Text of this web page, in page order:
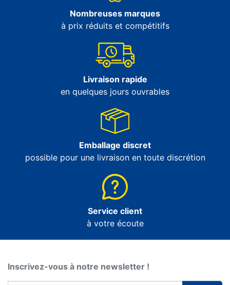
Nombreuses marques
à prix réduits et compétitifs
Livraison rapide
en quelques jours ouvrables
Emballage discret
possible pour une livraison en toute discrétion
Service client
à votre écoute
Inscrivez-vous à notre newsletter !